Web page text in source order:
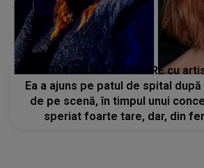
IMAGINI ÎNGRIJORĂTOARE cu
Ea a ajuns pe patul de spital
de pe scenă, în timpul unui
speriat foarte tare, dar, din